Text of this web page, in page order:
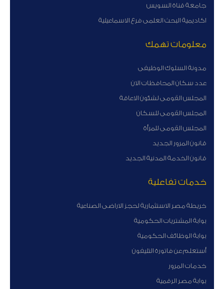
جامعة قناة السويس
اكاديمية البحث العلمى فرع الاسماعيلية
معلومات تهمك
مدونة السلوك الوظيفى
عدد سكان المحافظات الان
المجلس القومى لشئون الاعاقة
المجلس القومى للسكان
المجلس القومى للمرأة
قانون المرور الجديد
قانون الخدمة المدنية الجديد
خدمات تفاعلية
خريطة مصر الاستثمارية لحجز الاراضى الصناعية
بوابة المشتريات الحكومية
بوابة الوظائف الحكومية
أستعلم عن فاتورة التليفون
خدمات المرور
بوابة مصر الرقمية